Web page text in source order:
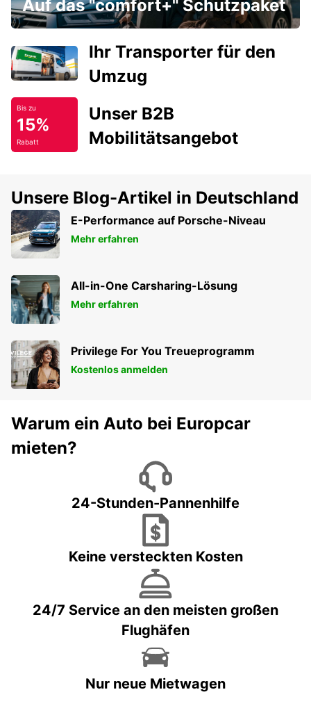
Auf das "comfort+" Schutzpaket
Ihr Transporter für den
Umzug
Bis zu
15%
Rabatt
Unser B2B
Mobilitätsangebot
Unsere Blog-Artikel in Deutschland
E-Performance auf Porsche-Niveau
Mehr erfahren
All-in-One Carsharing-Lösung
Mehr erfahren
Privilege For You Treueprogramm
Kostenlos anmelden
Warum ein Auto bei Europcar
mieten?
24-Stunden-Pannenhilfe
Keine versteckten Kosten
24/7 Service an den meisten großen
Flughäfen
Nur neue Mietwagen